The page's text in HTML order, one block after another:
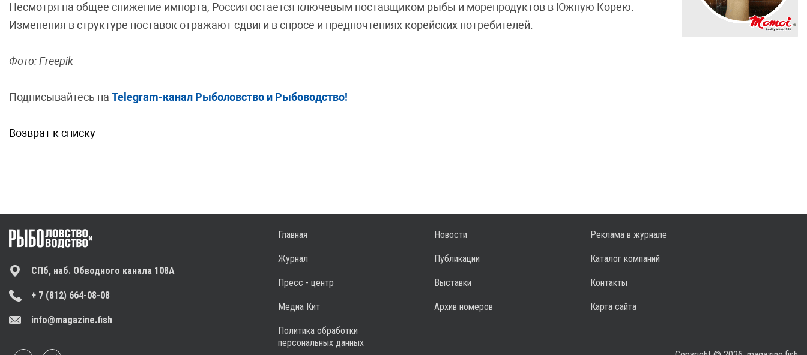
Несмотря на общее снижение импорта, Россия остается ключевым поставщиком рыбы и морепродуктов в Южную Корею.
Изменения в структуре поставок отражают сдвиги в спросе и предпочтениях корейских потребителей.
Фото: Freepik
Подписывайтесь на Telegram-канал Рыболовство и Рыбоводство!
Возврат к списку
СПб, наб. Обводного канала 108А
+ 7 (812) 664-08-08
info@magazine.fish
Главная
Журнал
Пресс - центр
Медиа Кит
Политика обработки
персональных данных
Новости
Публикации
Выставки
Архив номеров
Реклама в журнале
Каталог компаний
Контакты
Карта сайта